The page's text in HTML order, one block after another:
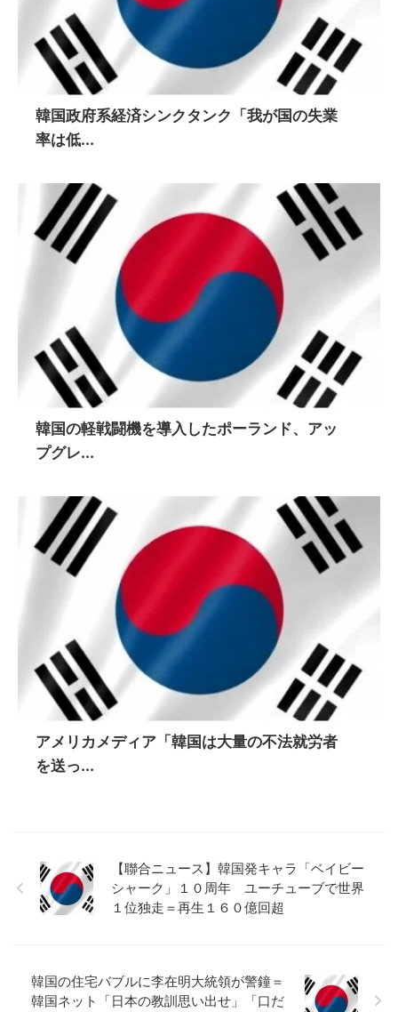
韓国政府系経済シンクタンク「我が国の失業
率は低...
韓国の軽戦闘機を導入したポーランド、アッ
プグレ...
アメリカメディア「韓国は大量の不法就労者
を送っ...
【聯合ニュース】韓国発キャラ「ベイビー
シャーク」１０周年 ユーチューブで世界
１位独走＝再生１６０億回超
韓国の住宅バブルに李在明大統領が警鐘＝
韓国ネット「日本の教訓思い出せ」「口だ